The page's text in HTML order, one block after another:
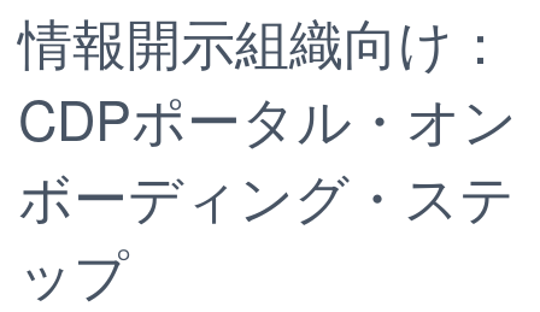
情報開示組織向け：
CDPポータル・オン
ボーディング・ステ
ップ